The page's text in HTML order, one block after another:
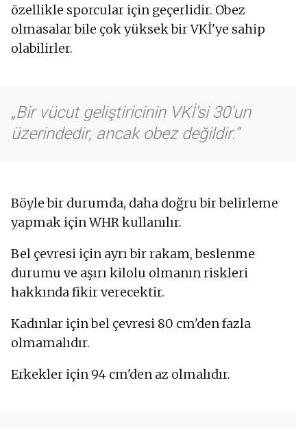
özellikle sporcular için geçerlidir. Obez
olmasalar bile çok yüksek bir VKİ'ye sahip
olabilirler.
Bir vücut geliştiricinin VKİ'si 30'un
üzerindedir, ancak obez değildir.
Böyle bir durumda, daha doğru bir belirleme
yapmak için WHR kullanılır.
Bel çevresi için ayrı bir rakam, beslenme
durumu ve aşırı kilolu olmanın riskleri
hakkında fikir verecektir.
Kadınlar için bel çevresi 80 cm'den fazla
olmamalıdır.
Erkekler için 94 cm'den az olmalıdır.